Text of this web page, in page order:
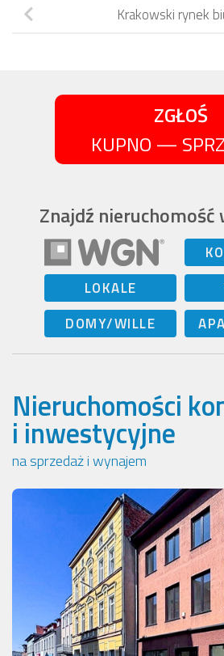
Krakowski rynek
ZGŁOŚ
KUPNO —
Znajdź nieruchomość
LOKALE
DOMY/WILLE
Nieruchomości
i inwestycyjne
na sprzedaż i wynajem